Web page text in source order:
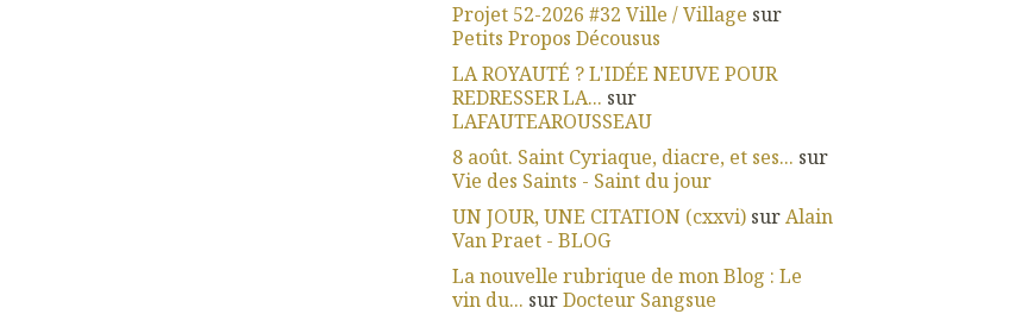
Projet 52-2026 #32 Ville / Village sur
Petits Propos Décousus
LA ROYAUTÉ ? L'IDÉE NEUVE POUR
REDRESSER LA... sur
LAFAUTEAROUSSEAU
8 août. Saint Cyriaque, diacre, et ses... sur
Vie des Saints - Saint du jour
UN JOUR, UNE CITATION (cxxvi)surAlain
Van Praet - BLOG
La nouvelle rubrique de mon Blog : Le
vin du... surDocteur Sangsue